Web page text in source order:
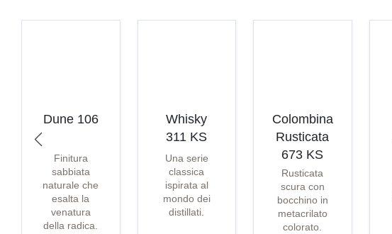
Dune 106
Finitura
sabbiata
naturale che
esalta la
venatura
della radica.
Whisky
311 KS
Una serie
classica
ispirata al
mondo dei
distillati.
Colombina
Rusticata
673 KS
Rusticata
scura con
bocchino in
metacrilato
colorato.